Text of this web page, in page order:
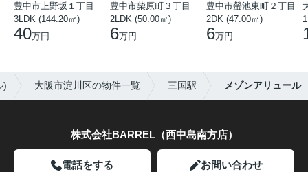
豊中市上野坂１丁目
3LDK (144.20㎡)
40万円
豊中市柴原町３丁目
2LDK (50.00㎡)
6万円
豊中市螢池東町２丁目
2DK (47.00㎡)
6万円
) 大阪市淀川区の物件一覧 三国駅 メゾンアリュール
株式会社BARREL（西中島南方店）
電話をする お問い合わせ